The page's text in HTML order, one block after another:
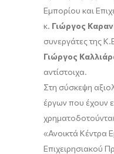
Εμπορίου και
κ. Γιώργος
συνεργάτες της
Γιώργος
αντίστοιχα.
Στη σύσκεψη
έργων που έχουν
«Ανοικτά Κέντρα
Επιχειρησιακού